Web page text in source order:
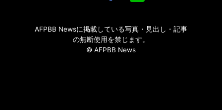
AFPBB Newsに掲載している写真・見出し・記事
の無断使用を禁じます。
© AFPBB News